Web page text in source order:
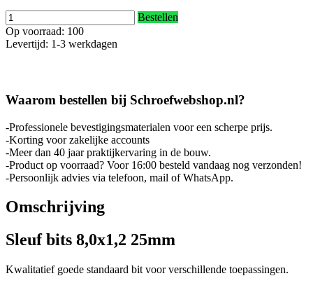
Bestellen
Op voorraad: 100
Levertijd: 1-3 werkdagen
Waarom bestellen bij Schroefwebshop.nl?
-Professionele bevestigingsmaterialen voor een scherpe prijs.
-Korting voor zakelijke accounts
-Meer dan 40 jaar praktijkervaring in de bouw.
-Product op voorraad? Voor 16:00 besteld vandaag nog verzonden!
-Persoonlijk advies via telefoon, mail of WhatsApp.
Omschrijving
Sleuf bits 8,0x1,2 25mm
Kwalitatief goede standaard bit voor verschillende toepassingen.